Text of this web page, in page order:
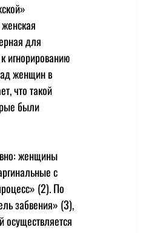
для
игнорированию
женщин в
что такой
были
женщины
с
(2). По
забвения» (3),
осуществляется